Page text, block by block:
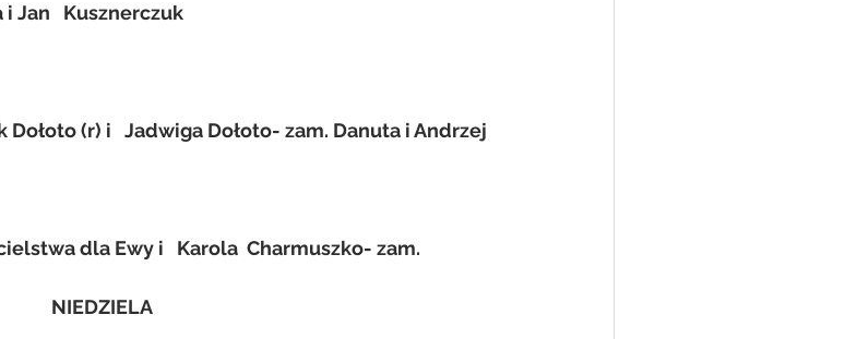
Jan   Kusznerczuk
Dołoto (r) i   Jadwiga Dołoto- zam. Danuta i Andrzej
dla Ewy i   Karola  Charmuszko- zam.
NIEDZIELA